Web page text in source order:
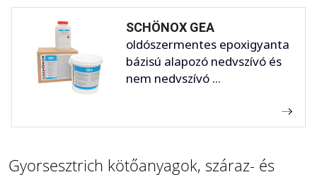
SCHÖNOX GEA
oldószermentes epoxigyanta
bázisú alapozó nedvszívó és
nem nedvszívó ...
Gyorsesztrich kötőanyagok, száraz- és